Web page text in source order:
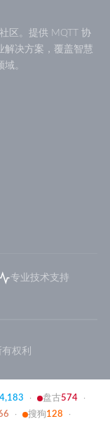
区。提供 MQTT 协
解决方案，覆盖智慧
。
专业技术支持
权利
· 盘古574·
· 搜狗128 ·